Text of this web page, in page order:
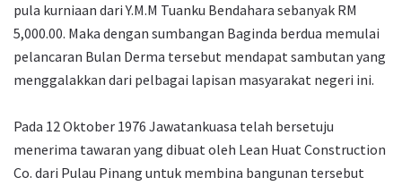
pula kurniaan dari Y.M.M Tuanku Bendahara sebanyak RM
5,000.00. Maka dengan sumbangan Baginda berdua memulai
pelancaran Bulan Derma tersebut mendapat sambutan yang
menggalakkan dari pelbagai lapisan masyarakat negeri ini.
Pada 12 Oktober 1976 Jawatankuasa telah bersetuju
menerima tawaran yang dibuat oleh Lean Huat Construction
Co. dari Pulau Pinang untuk membina bangunan tersebut